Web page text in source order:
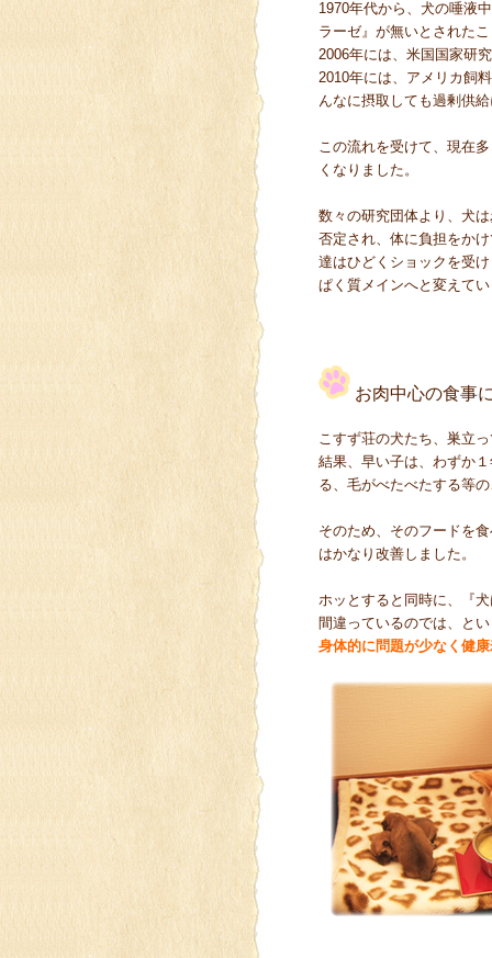
1970年代から、犬の唾液
ラーゼ』が無いとされた
2006年には、米国国家研
2010年には、アメリカ飼
んなに摂取しても過剰供
この流れを受けて、現在
くなりました。
数々の研究団体より、犬
否定され、体に負担をか
達はひどくショックを受
ぱく質メインへと変えて
お肉中心の食事
こすず荘の犬たち、巣立
結果、早い子は、わずか
る、毛がべたべたする等
そのため、そのフードを
はかなり改善しました。
ホッとすると同時に、『
間違っているのでは、と
身体的に問題が少なく健